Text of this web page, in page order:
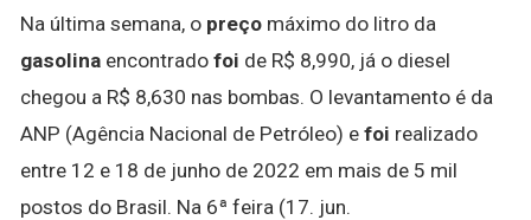
Na última semana, o preço máximo do litro da
gasolina encontrado foi de R$ 8,990, já o diesel
chegou a R$ 8,630 nas bombas. O levantamento é da
ANP (Agência Nacional de Petróleo) e foi realizado
entre 12 e 18 de junho de 2022 em mais de 5 mil
postos do Brasil. Na 6ª feira (17. jun.